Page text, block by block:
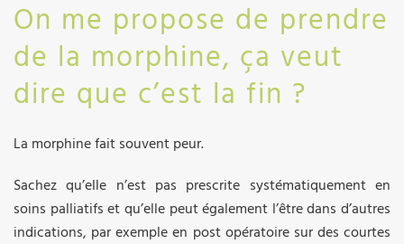
On me propose de prendre
de la morphine, ça veut
dire que c’est la fin ?
La morphine fait souvent peur.
Sachez qu’elle n’est pas prescrite systématiquement en
soins palliatifs et qu’elle peut également l’être dans d’autres
indications, par exemple en post opératoire sur des courtes